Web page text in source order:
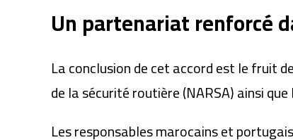
Un partenariat renforcé
La conclusion de cet accord est le fruit
de la sécurité routière (NARSA) ainsi
Les responsables marocains et